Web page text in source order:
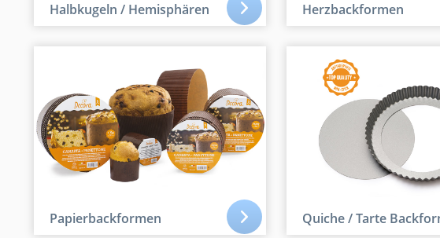
Halbkugeln / Hemisphären Herzbackformen
Papierbackformen Quiche / Tarte